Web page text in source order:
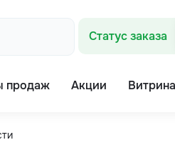
Статус заказа
продаж Акции Витрина